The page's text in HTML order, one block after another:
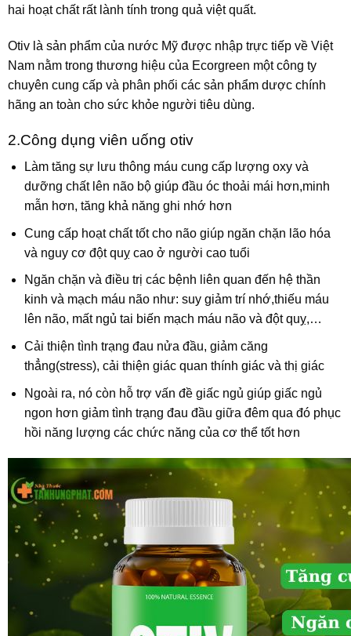
hai hoạt chất rất lành tính trong quả việt quất.
Otiv là sản phẩm của nước Mỹ được nhập trực tiếp về Việt
Nam nằm trong thương hiệu của Ecorgreen một công ty
chuyên cung cấp và phân phối các sản phẩm dược chính
hãng an toàn cho sức khỏe người tiêu dùng.
2.Công dụng viên uống otiv
Làm tăng sự lưu thông máu cung cấp lượng oxy và
dưỡng chất lên não bộ giúp đầu óc thoải mái hơn,minh
mẫn hơn, tăng khả năng ghi nhớ hơn
Cung cấp hoạt chất tốt cho não giúp ngăn chặn lão hóa
và nguy cơ đột quỵ cao ở người cao tuổi
Ngăn chặn và điều trị các bệnh liên quan đến hệ thần
kinh và mạch máu não như: suy giảm trí nhớ,thiếu máu
lên não, mất ngủ tai biến mạch máu não và đột quỵ,…
Cải thiện tình trạng đau nửa đầu, giảm căng
thẳng(stress), cải thiện giác quan thính giác và thị giác
Ngoài ra, nó còn hỗ trợ vấn đề giấc ngủ giúp giấc ngủ
ngon hơn giảm tình trạng đau đầu giữa đêm qua đó phục
hồi năng lượng các chức năng của cơ thể tốt hơn